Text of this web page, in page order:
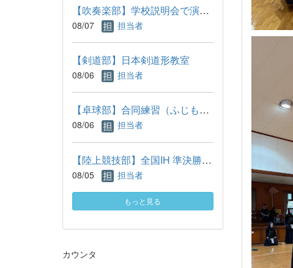
【吹奏楽部】学校説明会で演奏しました
08/07 担当者
【剣道部】日本剣道形教室
08/06 担当者
【卓球部】合同練習（ふじもりTTC）
08/06 担当者
【陸上競技部】全国IH 準決勝進出！
08/05 担当者
もっと見る
カウンタ